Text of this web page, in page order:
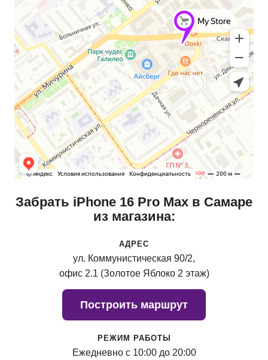
Забрать iPhone 16 Pro Max в Самаре
из магазина:
АДРЕС
ул. Коммунистическая 90/2,
офис 2.1 (Золотое Яблоко 2 этаж)
Построить маршрут
РЕЖИМ РАБОТЫ
Ежедневно с 10:00 до 20:00